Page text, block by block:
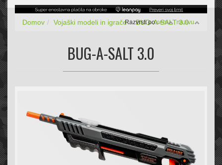
Domov Vojaški modeli in igrače BUG-A-SALT 3.0
Razvrsti po:ceni nazivu
BUG-A-SALT 3.0